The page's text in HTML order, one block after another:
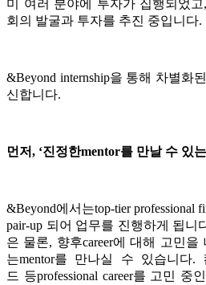
미 여러 분야에 투자가 집행되었
회의 발굴과 투자를 추진 중입니다.
&Beyond internship을 통해 차별화
신합니다.
먼저, ‘진정한mentor를 만날 수 있는
&Beyond에서는top-tier professional
pair-up 되어 업무를 진행하게 됩니
은 물론, 향후career에 대해 고민
는mentor를 만나실 수 있습니다.
드 등professional career를 고민 중